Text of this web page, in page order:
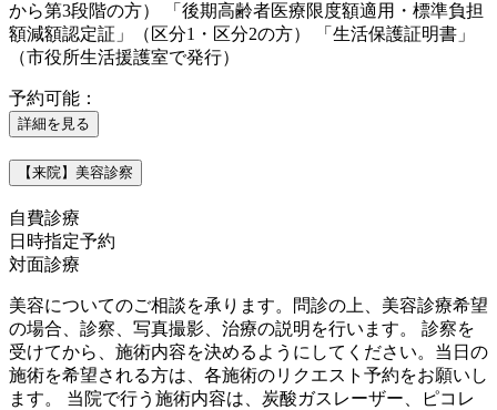
から第3段階の方） 「後期高齢者医療限度額適用・標準負担
額減額認定証」（区分1・区分2の方） 「生活保護証明書」
（市役所生活援護室で発行）
予約可能：
詳細を見る
【来院】美容診察
自費診療
日時指定予約
対面診療
美容についてのご相談を承ります。問診の上、美容診療希望
の場合、診察、写真撮影、治療の説明を行います。 診察を
受けてから、施術内容を決めるようにしてください。当日の
施術を希望される方は、各施術のリクエスト予約をお願いし
ます。 当院で行う施術内容は、炭酸ガスレーザー、ピコレ